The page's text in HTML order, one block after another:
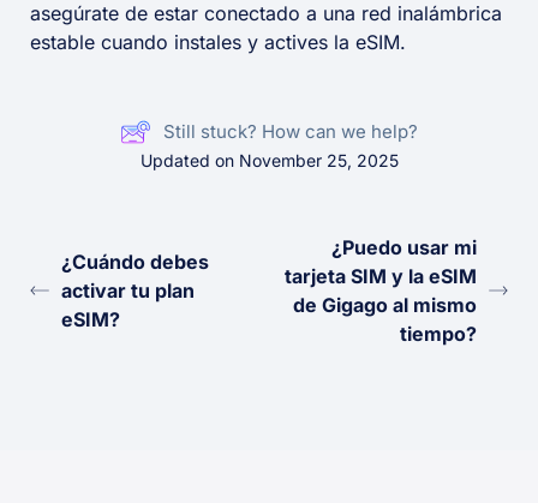
asegúrate de estar conectado a una red inalámbrica
estable cuando instales y actives la eSIM.
Still stuck? How can we help?
Updated on November 25, 2025
¿Cuándo debes
activar tu plan
eSIM?
¿Puedo usar mi
tarjeta SIM y la eSIM
de Gigago al mismo
tiempo?